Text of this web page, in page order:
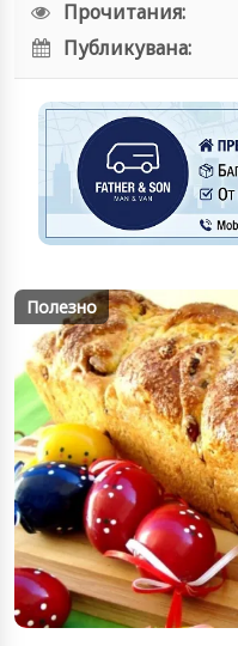
Прочитания:
Публикувана:
Полезно